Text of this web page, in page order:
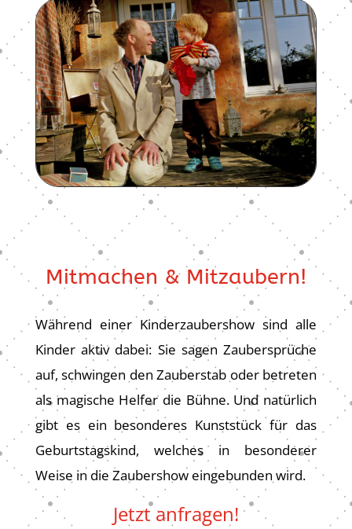
Mitmachen & Mitzaubern!
Während einer Kinderzaubershow sind alle
Kinder aktiv dabei: Sie sagen Zaubersprüche
auf, schwingen den Zauberstab oder betreten
als magische Helfer die Bühne. Und natürlich
gibt es ein besonderes Kunststück für das
Geburtstagskind, welches in besonderer
Weise in die Zaubershow eingebunden wird.
Jetzt anfragen!